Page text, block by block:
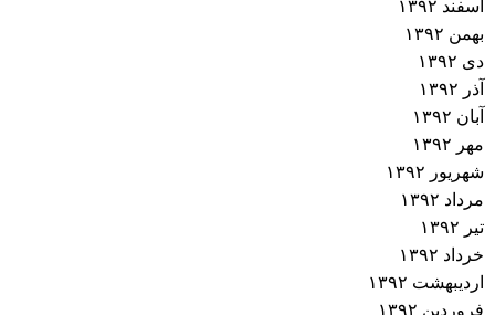
اسفند ۱۳۹۲
بهمن ۱۳۹۲
دی ۱۳۹۲
آذر ۱۳۹۲
آبان ۱۳۹۲
مهر ۱۳۹۲
شهریور ۱۳۹۲
مرداد ۱۳۹۲
تیر ۱۳۹۲
خرداد ۱۳۹۲
اردیبهشت ۱۳۹۲
فروردین ۱۳۹۲